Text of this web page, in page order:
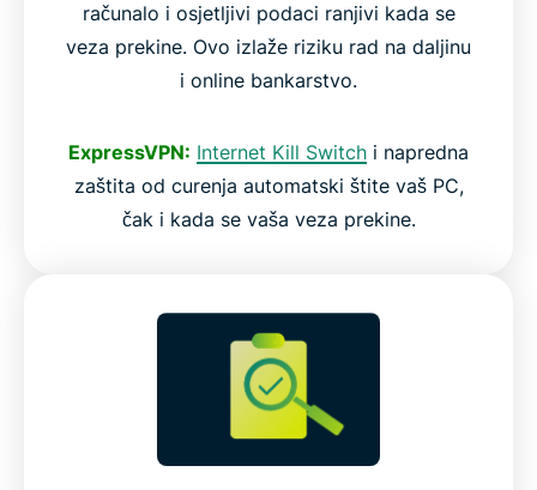
računalo i osjetljivi podaci ranjivi kada se
veza prekine. Ovo izlaže riziku rad na daljinu
i online bankarstvo.
ExpressVPN: Internet Kill Switch i napredna
zaštita od curenja automatski štite vaš PC,
čak i kada se vaša veza prekine.